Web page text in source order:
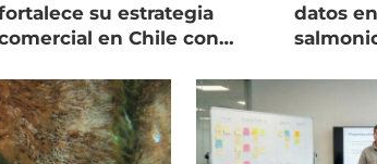
su estrategia
en Chile con
datos